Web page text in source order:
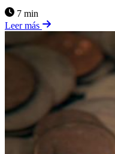
7 min
Leer más